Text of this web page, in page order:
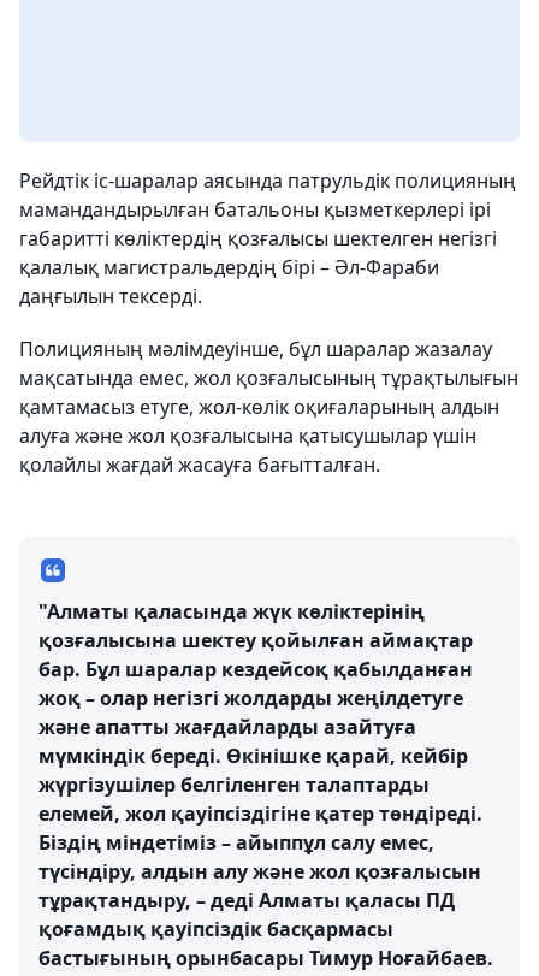
Рейдтік іс-шаралар аясында патрульдік полицияның
мамандандырылған батальоны қызметкерлері ірі
габаритті көліктердің қозғалысы шектелген негізгі
қалалық магистральдердің бірі – Әл-Фараби
даңғылын тексерді.
Полицияның мәлімдеуінше, бұл шаралар жазалау
мақсатында емес, жол қозғалысының тұрақтылығын
қамтамасыз етуге, жол-көлік оқиғаларының алдын
алуға және жол қозғалысына қатысушылар үшін
қолайлы жағдай жасауға бағытталған.
"Алматы қаласында жүк көліктерінің
қозғалысына шектеу қойылған аймақтар
бар. Бұл шаралар кездейсоқ қабылданған
жоқ – олар негізгі жолдарды жеңілдетуге
және апатты жағдайларды азайтуға
мүмкіндік береді. Өкінішке қарай, кейбір
жүргізушілер белгіленген талаптарды
елемей, жол қауіпсіздігіне қатер төндіреді.
Біздің міндетіміз – айыппұл салу емес,
түсіндіру, алдын алу және жол қозғалысын
тұрақтандыру, – деді Алматы қаласы ПД
қоғамдық қауіпсіздік басқармасы
бастығының орынбасары Тимур Ноғайбаев.